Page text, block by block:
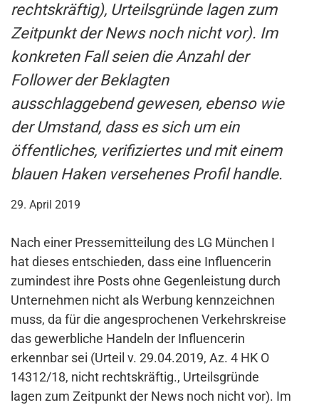
rechtskräftig), Urteilsgründe lagen zum
Zeitpunkt der News noch nicht vor). Im
konkreten Fall seien die Anzahl der
Follower der Beklagten
ausschlaggebend gewesen, ebenso wie
der Umstand, dass es sich um ein
öffentliches, verifiziertes und mit einem
blauen Haken versehenes Profil handle.
29. April 2019
Nach einer Pressemitteilung des LG München I
hat dieses entschieden, dass eine Influencerin
zumindest ihre Posts ohne Gegenleistung durch
Unternehmen nicht als Werbung kennzeichnen
muss, da für die angesprochenen Verkehrskreise
das gewerbliche Handeln der Influencerin
erkennbar sei (Urteil v. 29.04.2019, Az. 4 HK O
14312/18, nicht rechtskräftig., Urteilsgründe
lagen zum Zeitpunkt der News noch nicht vor). Im